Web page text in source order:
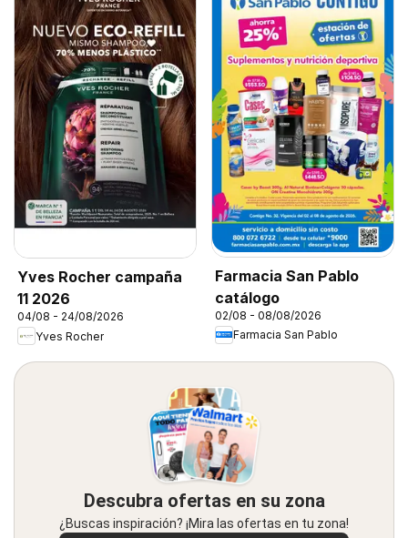
Yves Rocher campaña
11 2026
04/08 - 24/08/2026
Yves Rocher
Farmacia San Pablo
catálogo
02/08 - 08/08/2026
Farmacia San Pablo
Descubra ofertas en su zona
¿Buscas inspiración? ¡Mira las ofertas en tu zona!